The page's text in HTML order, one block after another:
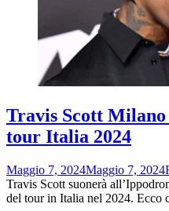
Travis Scott
tour Italia 2024
Maggio 7, 2024Maggio 7, 2024
Travis Scott suonerà
del tour in Italia nel 2024. Ecco